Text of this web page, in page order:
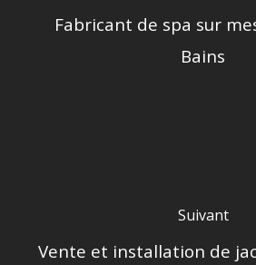
Fabricant de spa sur
Bains
Suivant
Vente et installation de